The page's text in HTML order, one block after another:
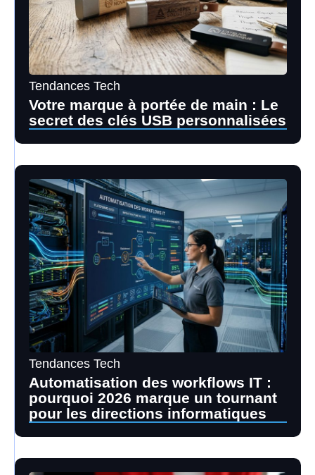
Tendances Tech
Votre marque à portée de main : Le
secret des clés USB personnalisées
Tendances Tech
Automatisation des workflows IT :
pourquoi 2026 marque un tournant
pour les directions informatiques